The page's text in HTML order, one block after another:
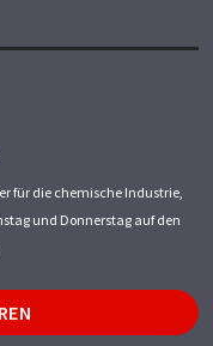
für die chemische Industrie,
und Donnerstag auf den